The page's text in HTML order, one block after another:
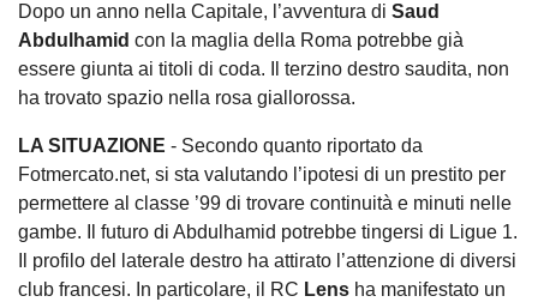
Dopo un anno nella Capitale, l’avventura di Saud
Abdulhamid con la maglia della Roma potrebbe già
essere giunta ai titoli di coda. Il terzino destro saudita, non
ha trovato spazio nella rosa giallorossa.
LA SITUAZIONE - Secondo quanto riportato da
Fotmercato.net, si sta valutando l’ipotesi di un prestito per
permettere al classe ’99 di trovare continuità e minuti nelle
gambe. Il futuro di Abdulhamid potrebbe tingersi di Ligue 1.
Il profilo del laterale destro ha attirato l’attenzione di diversi
club francesi. In particolare, il RC Lens ha manifestato un